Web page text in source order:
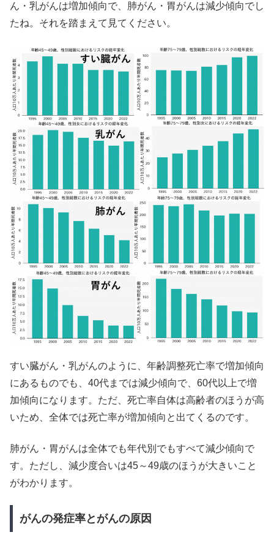
ん・乳がんは増加傾向で、肺がん・胃がんは減少傾向でし
たね。それを踏まえて見てください。
すい臓がん・乳がんのように、年齢調整死亡率で増加傾向
にあるものでも、40代までは減少傾向で、60代以上で増
加傾向になります。ただ、死亡率自体は高齢者のほうが高
いため、全体では死亡率が増加傾向と出てくるのです。
肺がん・胃がんは全体でも年代別でもすべて減少傾向で
す。ただし、減少度合いは45～49歳のほうが大きいこと
がわかります。
がんの発症率とがんの原因